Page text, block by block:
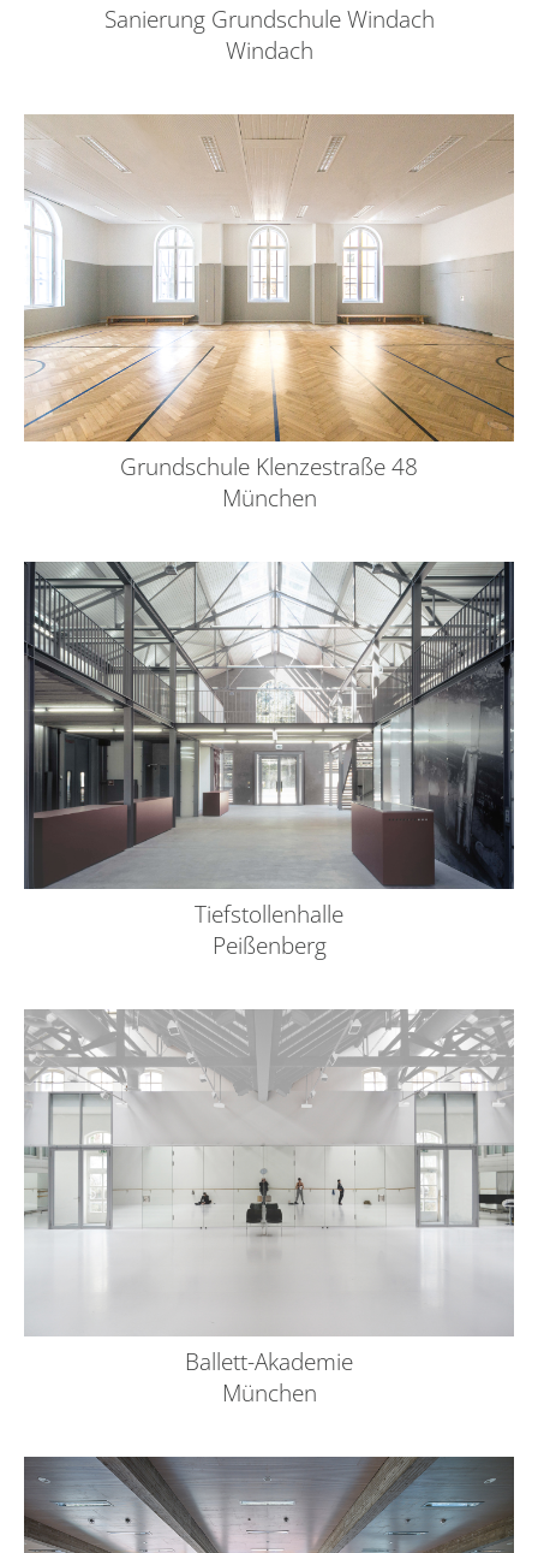
Sanierung Grundschule Windach
Windach
Grundschule Klenzestraße 48
München
Tiefstollenhalle
Peißenberg
Ballett-Akademie
München